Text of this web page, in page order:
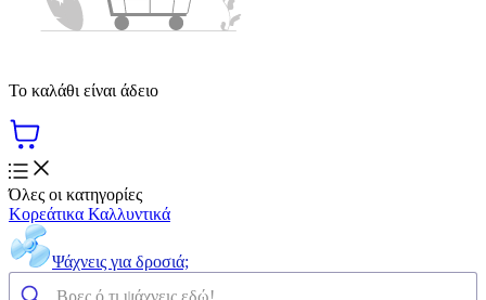
Το καλάθι είναι άδειο
Όλες οι κατηγορίες
Κορεάτικα Καλλυντικά
Ψάχνεις για δροσιά;